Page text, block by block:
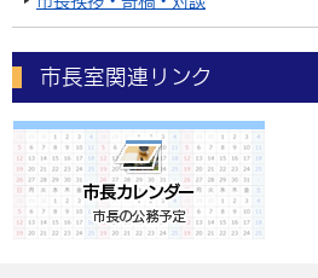
市長室関連リンク